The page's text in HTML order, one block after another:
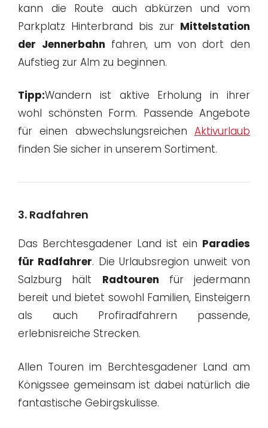
kann die Route auch abkürzen und vom
Parkplatz Hinterbrand bis zur Mittelstation
der Jennerbahn fahren, um von dort den
Aufstieg zur Alm zu beginnen.
Tipp:Wandern ist aktive Erholung in ihrer
wohl schönsten Form. Passende Angebote
für einen abwechslungsreichen Aktivurlaub
finden Sie sicher in unserem Sortiment.
3. Radfahren
Das Berchtesgadener Land ist ein Paradies
für Radfahrer. Die Urlaubsregion unweit von
Salzburg hält Radtouren für jedermann
bereit und bietet sowohl Familien, Einsteigern
als auch Profiradfahrern passende,
erlebnisreiche Strecken.
Allen Touren im Berchtesgadener Land am
Königssee gemeinsam ist dabei natürlich die
fantastische Gebirgskulisse.